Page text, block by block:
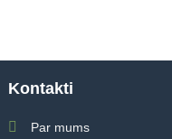
Kontakti
Par mums